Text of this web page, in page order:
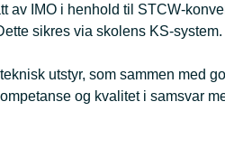
av IMO i henhold til STCW-
sikres via skolens KS-system.
utstyr, som sammen med
og kvalitet i samsvar